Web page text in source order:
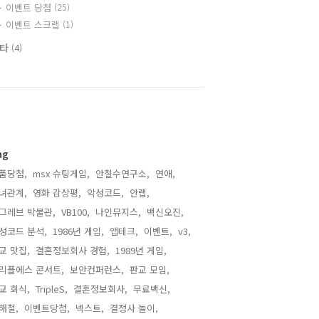
이벤트 당첨 (25)
이벤트 스크랩 (1)
(4)
당첨, msx 슈팅게임, 안철수연구소, 연애,
관계, 영화 감상평, 악성코드, 안랩,
레브 박물관, VB100, 나인뮤지스, 백신오진,
코드 분석, 1986년 게임, 앱테크, 이벤트, v3,
맛집, 결혼정보회사 경험, 1989년 게임,
플에스 콘서트, 보안컨퍼런스, 판교 모임,
회식, TripleS, 결혼정보회사, 무료백신,
철, 이벤트당첨, 넥스트, 결정사 놀이,